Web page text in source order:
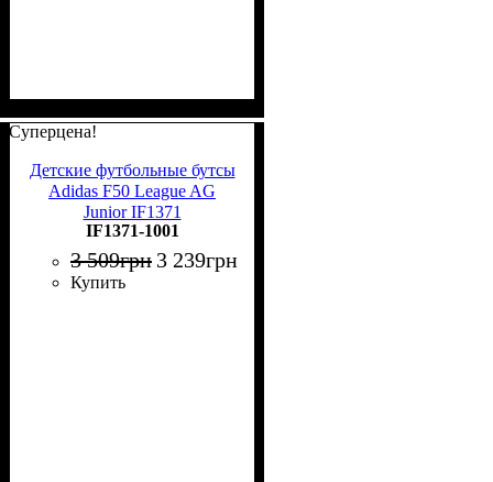
Суперцена!
Детские футбольные бутсы
Adidas F50 League AG
Junior IF1371
IF1371-1001
3 509грн 3 239грн
Купить